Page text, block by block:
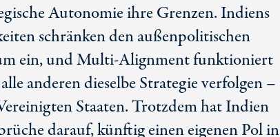
Autonomie ihre Grenzen. Indiens
schränken den außenpolitischen
ein, und Multi-Alignment funktioniert
anderen dieselbe Strategie verfolgen –
Staaten. Trotzdem hat Indien
darauf, künftig einen eigenen Pol in